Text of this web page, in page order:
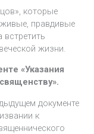
которые
правдивые
жизни.
«Указания
документе
к